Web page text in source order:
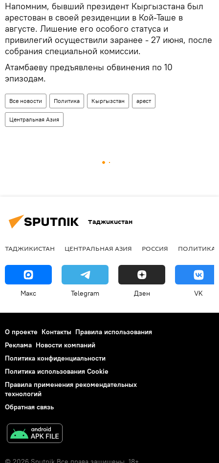
Напомним, бывший президент Кыргызстана был
арестован в своей резиденции в Кой-Таше в
августе. Лишение его особого статуса и
привилегий осуществили заранее - 27 июня, после
собрания специальной комиссии.
Атамбаеву предъявлены обвинения по 10
эпизодам.
Все новости Политика Кыргызстан арест
Центральная Азия
Таджикистан
ТАДЖИКИСТАН ЦЕНТРАЛЬНАЯ АЗИЯ РОССИЯ ПОЛИТИКА
Макс Telegram Дзен VK
О проекте Контакты Правила использования
Реклама Новости компаний
Политика конфиденциальности
Политика использования Cookie
Правила применения рекомендательных
технологий
Обратная связь